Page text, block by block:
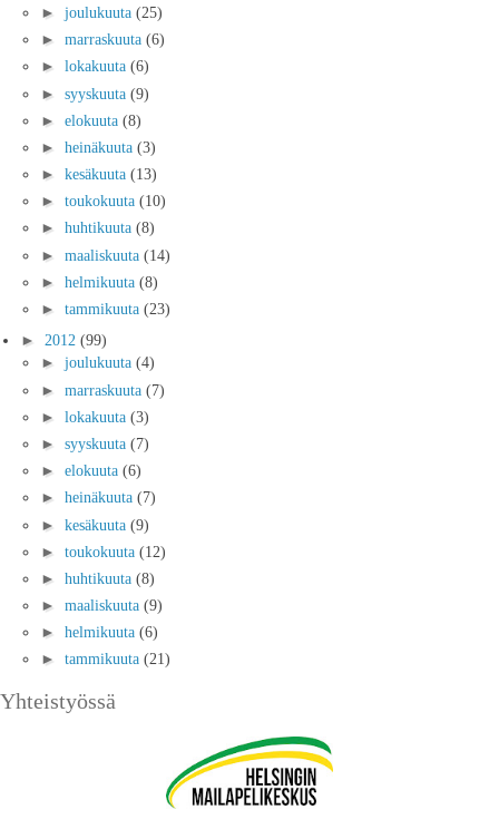
► joulukuuta (25)
► marraskuuta (6)
► lokakuuta (6)
► syyskuuta (9)
► elokuuta (8)
► heinäkuuta (3)
► kesäkuuta (13)
► toukokuuta (10)
► huhtikuuta (8)
► maaliskuuta (14)
► helmikuuta (8)
► tammikuuta (23)
► 2012 (99)
► joulukuuta (4)
► marraskuuta (7)
► lokakuuta (3)
► syyskuuta (7)
► elokuuta (6)
► heinäkuuta (7)
► kesäkuuta (9)
► toukokuuta (12)
► huhtikuuta (8)
► maaliskuuta (9)
► helmikuuta (6)
► tammikuuta (21)
Yhteistyössä